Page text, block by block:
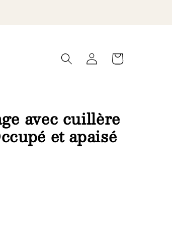
Connexion Panier
avec cuillère
et apaisé